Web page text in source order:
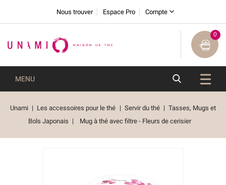
Nous trouver Espace Pro Compte
0
MENU
Unami Les accessoires pour le thé Servir du thé
Tasses, Mugs et
Bols Japonais
Mug à thé avec filtre - Fleurs de cerisier